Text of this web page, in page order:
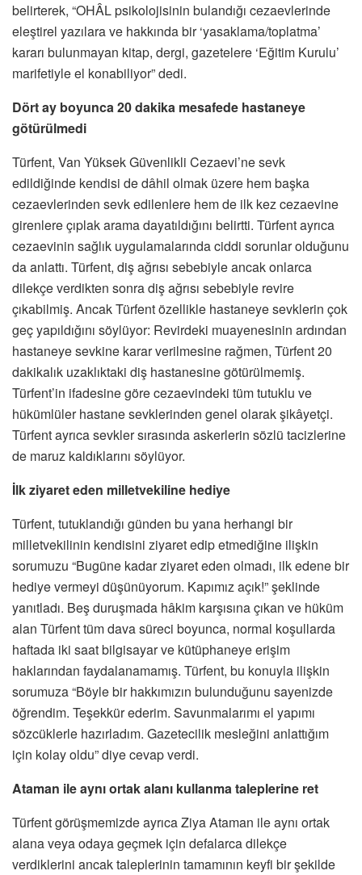
belirterek, “OHÂL psikolojisinin bulandığı cezaevlerinde
eleştirel yazılara ve hakkında bir ‘yasaklama/toplatma’
kararı bulunmayan kitap, dergi, gazetelere ‘Eğitim Kurulu’
marifetiyle el konabiliyor” dedi.
Dört ay boyunca 20 dakika mesafede hastaneye
götürülmedi
Türfent, Van Yüksek Güvenlikli Cezaevi’ne sevk
edildiğinde kendisi de dâhil olmak üzere hem başka
cezaevlerinden sevk edilenlere hem de ilk kez cezaevine
girenlere çıplak arama dayatıldığını belirtti. Türfent ayrıca
cezaevinin sağlık uygulamalarında ciddi sorunlar olduğunu
da anlattı. Türfent, diş ağrısı sebebiyle ancak onlarca
dilekçe verdikten sonra diş ağrısı sebebiyle revire
çıkabilmiş. Ancak Türfent özellikle hastaneye sevklerin çok
geç yapıldığını söylüyor: Revirdeki muayenesinin ardından
hastaneye sevkine karar verilmesine rağmen, Türfent 20
dakikalık uzaklıktaki diş hastanesine götürülmemiş.
Türfent’in ifadesine göre cezaevindeki tüm tutuklu ve
hükümlüler hastane sevklerinden genel olarak şikâyetçi.
Türfent ayrıca sevkler sırasında askerlerin sözlü tacizlerine
de maruz kaldıklarını söylüyor.
İlk ziyaret eden milletvekiline hediye
Türfent, tutuklandığı günden bu yana herhangi bir
milletvekilinin kendisini ziyaret edip etmediğine ilişkin
sorumuzu “Bugüne kadar ziyaret eden olmadı, ilk edene bir
hediye vermeyi düşünüyorum. Kapımız açık!” şeklinde
yanıtladı. Beş duruşmada hâkim karşısına çıkan ve hüküm
alan Türfent tüm dava süreci boyunca, normal koşullarda
haftada iki saat bilgisayar ve kütüphaneye erişim
haklarından faydalanamamış. Türfent, bu konuyla ilişkin
sorumuza “Böyle bir hakkımızın bulunduğunu sayenizde
öğrendim. Teşekkür ederim. Savunmalarımı el yapımı
sözcüklerle hazırladım. Gazetecilik mesleğini anlattığım
için kolay oldu” diye cevap verdi.
Ataman ile aynı ortak alanı kullanma taleplerine ret
Türfent görüşmemizde ayrıca Ziya Ataman ile aynı ortak
alana veya odaya geçmek için defalarca dilekçe
verdiklerini ancak taleplerinin tamamının keyfi bir şekilde